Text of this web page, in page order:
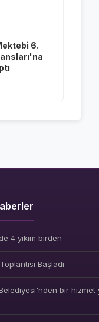
6.
4 yıkım birden
Başladı
bir hizmet